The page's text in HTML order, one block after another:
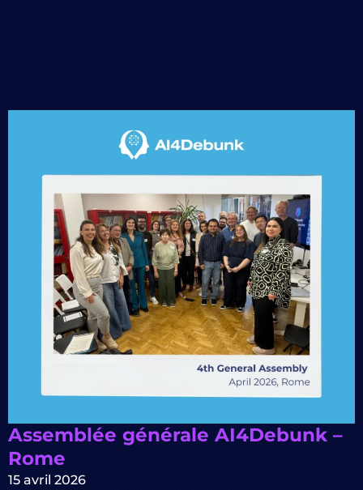
Assemblée générale AI4Debunk –
Rome
15 avril 2026